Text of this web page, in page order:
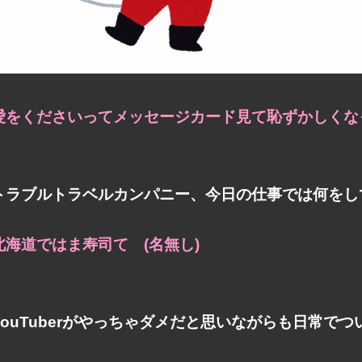
をくださいってメッセージカード見て恥ずかしく
ラブルトラベルカンパニー、今日の仕事では何を
海道ではま寿司て (名無し)
がやっちゃダメだと思いながらも日常でつ